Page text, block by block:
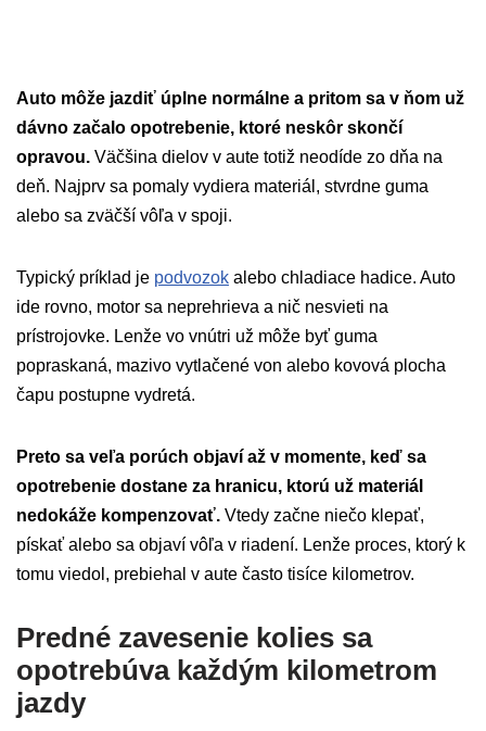
Auto môže jazdiť úplne normálne a pritom sa v ňom už
dávno začalo opotrebenie, ktoré neskôr skončí
opravou. Väčšina dielov v aute totiž neodíde zo dňa na
deň. Najprv sa pomaly vydiera materiál, stvrdne guma
alebo sa zväčší vôľa v spoji.
Typický príklad je podvozok alebo chladiace hadice. Auto
ide rovno, motor sa neprehrieva a nič nesvieti na
prístrojovke. Lenže vo vnútri už môže byť guma
popraskaná, mazivo vytlačené von alebo kovová plocha
čapu postupne vydretá.
Preto sa veľa porúch objaví až v momente, keď sa
opotrebenie dostane za hranicu, ktorú už materiál
nedokáže kompenzovať. Vtedy začne niečo klepať,
pískať alebo sa objaví vôľa v riadení. Lenže proces, ktorý k
tomu viedol, prebiehal v aute často tisíce kilometrov.
Predné zavesenie kolies sa
opotrebúva každým kilometrom
jazdy